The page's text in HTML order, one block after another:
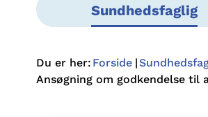
Sundhedsfaglig
Du er her: Forside
Ansøgning om godkendelse til